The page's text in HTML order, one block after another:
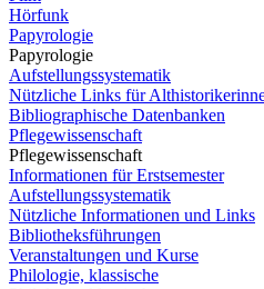
Hörfunk
Papyrologie
Papyrologie
Aufstellungssystematik
Nützliche Links für
Bibliographische Datenbanken
Pflegewissenschaft
Pflegewissenschaft
Informationen für Erstsemester
Aufstellungssystematik
Nützliche Informationen und Links
Bibliotheksführungen
Veranstaltungen und Kurse
Philologie, klassische